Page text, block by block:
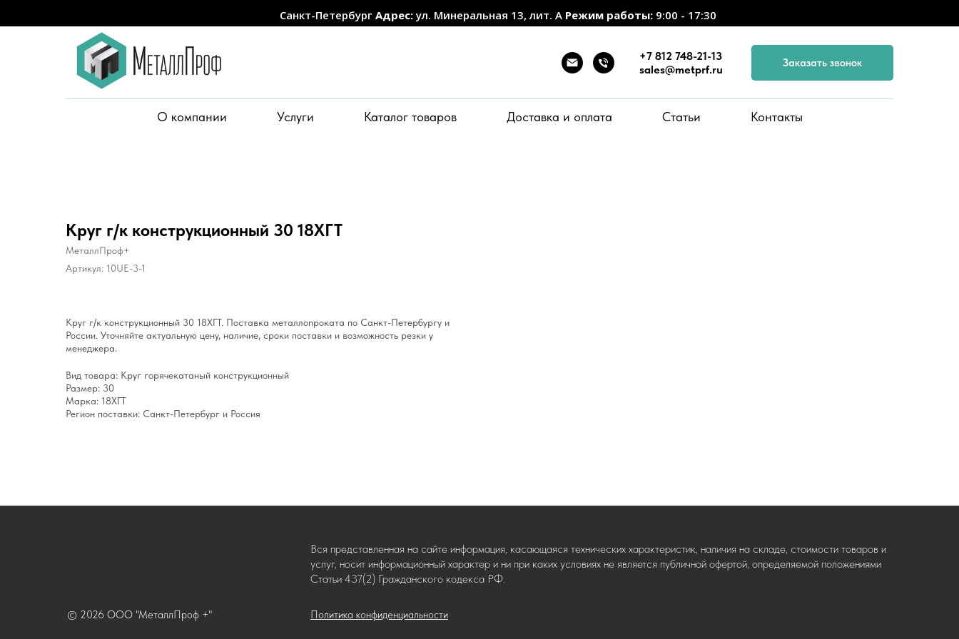
Санкт-Петербург Адрес:ул. Минеральная 13, лит. А Режим работы: 9:00 - 17:30
+7 812 748-21-13
sales@metprf.ru
Заказать звонок
О компании Услуги Каталог товаров Доставка и оплата Статьи Контакты
Круг г/к конструкционный 30 18ХГТ
МеталлПроф+
Артикул: 10UE-3-1
Круг г/к конструкционный 30 18ХГТ. Поставка металлопроката по Санкт-Петербургу и
России. Уточняйте актуальную цену, наличие, сроки поставки и возможность резки у
менеджера.
Вид товара: Круг горячекатаный конструкционный
Размер: 30
Марка: 18ХГТ
Регион поставки: Санкт-Петербург и Россия
Политика конфиденциальности
© 2026 ООО "МеталлПроф +"
Вся представленная на сайте информация, касающаяся технических характеристик, наличия на складе, стоимости товаров и
услуг, носит информационный характер и ни при каких условиях не является публичной офертой, определяемой положениями
Статьи 437(2) Гражданского кодекса РФ.